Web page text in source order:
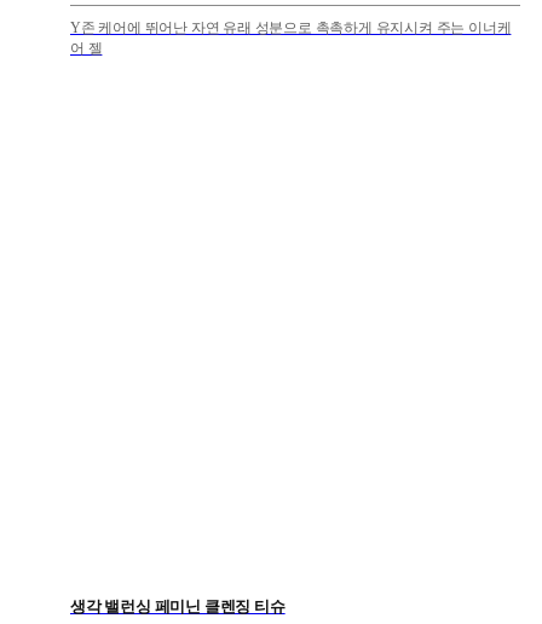
Y존 케어에 뛰어난 자연 유래 성분으로 촉촉하게 유지시켜 주는 이너케
어 젤
생각 밸런싱 페미닌 클렌징 티슈